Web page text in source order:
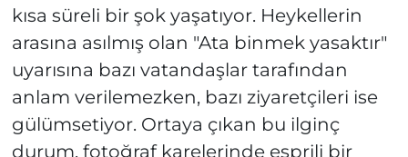
kısa süreli bir şok yaşatıyor. Heykellerin
arasına asılmış olan "Ata binmek yasaktır"
uyarısına bazı vatandaşlar tarafından
anlam verilemezken, bazı ziyaretçileri ise
gülümsetiyor. Ortaya çıkan bu ilginç
durum, fotoğraf karelerinde esprili bir